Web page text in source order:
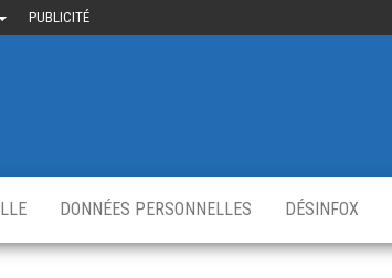
PUBLICITÉ
DONNÉES PERSONNELLES DÉSINFOX